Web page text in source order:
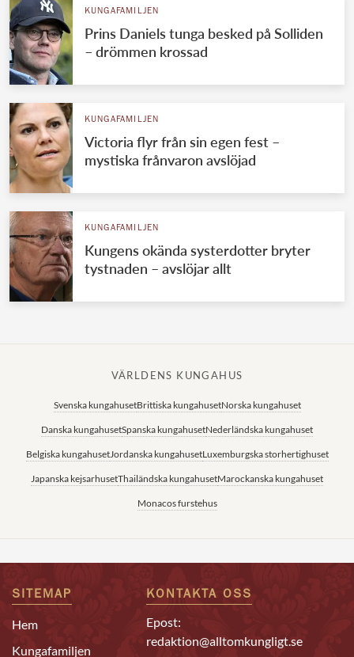
KUNGAFAMILJEN
Prins Daniels tunga besked på Solliden
– drömmen krossad
KUNGAFAMILJEN
Victoria flyr från sin egen fest –
mystiska frånvaron avslöjad
KUNGAFAMILJEN
Kungens okända systerdotter bryter
tystnaden – avslöjar allt
VÄRLDENS KUNGAHUS
Svenska kungahusetBrittiska kungahusetNorska kungahuset
Danska kungahusetSpanska kungahusetNederländska kungahuset
Belgiska kungahusetJordanska kungahusetLuxemburgska storhertighuset
Japanska kejsarhusetThailändska kungahusetMarockanska kungahuset
Monacos furstehus
SITEMAP
Hem
Kungafamiljen
KONTAKTA OSS
Epost:
redaktion@alltomkungligt.se